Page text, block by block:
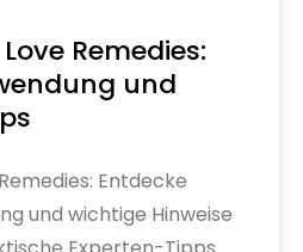
Remedies:
und
Entdecke
und wichtige Hinweise